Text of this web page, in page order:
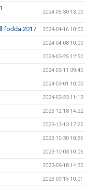
2024-05-30 13:00
födda 2017 2024-04-16 10:00
2024-04-08 10:00
2024-03-25 12:50
2024-03-11 09:40
2024-03-01 10:00
2024-02-23 11:13
2023-12-18 14:22
2023-12-13 17:25
2023-10-30 10:56
2023-10-03 10:05
2023-09-18 14:30
2023-09-15 10:01